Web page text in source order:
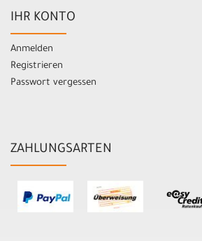
IHR KONTO
Anmelden
Registrieren
Passwort vergessen
ZAHLUNGSARTEN